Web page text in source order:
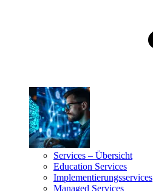
Services – Übersicht
Education Services
Implementierungsservices
Managed Services